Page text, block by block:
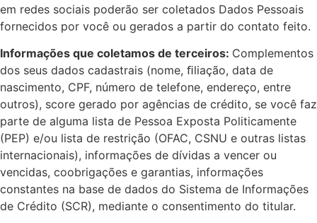
em redes sociais poderão ser coletados Dados Pessoais
fornecidos por você ou gerados a partir do contato feito.
Informações que coletamos de terceiros: Complementos
dos seus dados cadastrais (nome, ﬁliação, data de
nascimento, CPF, número de telefone, endereço, entre
outros), score gerado por agências de crédito, se você faz
parte de alguma lista de Pessoa Exposta Politicamente
(PEP) e/ou lista de restrição (OFAC, CSNU e outras listas
internacionais), informações de dívidas a vencer ou
vencidas, coobrigações e garantias, informações
constantes na base de dados do Sistema de Informações
de Crédito (SCR), mediante o consentimento do titular.